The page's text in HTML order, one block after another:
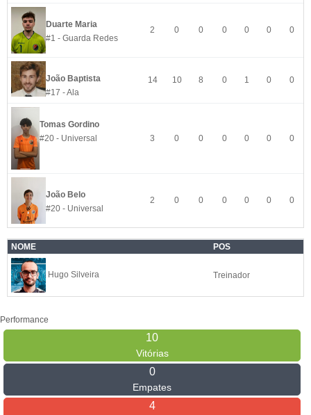
Duarte Maria
#1 - Guarda Redes
2 0 0 0 0 0 0
João Baptista
#17 - Ala
14 10 8 0 1 0 0
Tomas Gordino
#20 - Universal
3 0 0 0 0 0 0
João Belo
#20 - Universal
2 0 0 0 0 0 0
NOME POS
Hugo Silveira Treinador
Performance
10
Vitórias
0
Empates
4